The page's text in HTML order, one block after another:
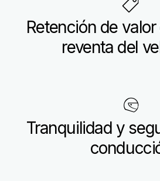
Retención de
reventa del
Tranquilidad y